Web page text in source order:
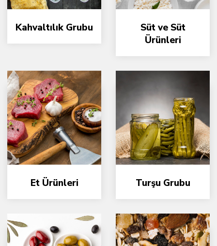
Kahvaltılık Grubu
Süt ve Süt
Ürünleri
Et Ürünleri Turşu Grubu